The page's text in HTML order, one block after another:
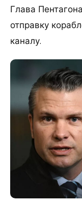
Глава
отправку
каналу.